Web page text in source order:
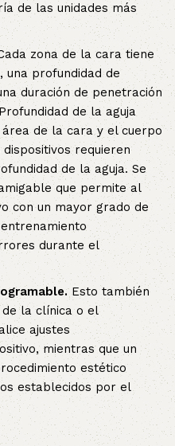
de las unidades más
zona de la cara tiene
una profundidad de
duración de penetración
de la aguja
de la cara y el cuerpo
requieren
de la aguja. Se
que permite al
con un mayor grado de
durante el
Esto también
la clínica o el
ajustes
mientras que un
estético
establecidos por el